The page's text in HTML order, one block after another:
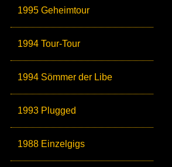
1995 Geheimtour
1994 Tour-Tour
1994 Sömmer der Libe
1993 Plugged
1988 Einzelgigs